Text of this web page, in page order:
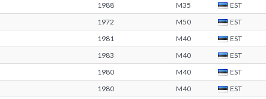
1988 M35 EST
1972 M50 EST
1981 M40 EST
1983 M40 EST
1980 M40 EST
1980 M40 EST